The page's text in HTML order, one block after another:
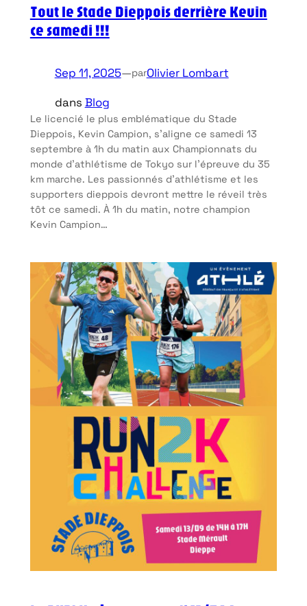
Tout le Stade Dieppois derrière Kevin
ce samedi !!!
Sep 11, 2025—parOlivier Lombart
dans Blog
Le licencié le plus emblématique du Stade
Dieppois, Kevin Campion, s’aligne ce samedi 13
septembre à 1h du matin aux Championnats du
monde d’athlétisme de Tokyo sur l’épreuve du 35
km marche. Les passionnés d’athlétisme et les
supporters dieppois devront mettre le réveil très
tôt ce samedi. À 1h du matin, notre champion
Kevin Campion…